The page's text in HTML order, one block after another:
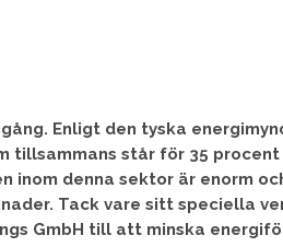
Enligt den tyska
tillsammans står för 35 procent
denna sektor är enorm
Tack vare sitt speciella
GmbH till att minska